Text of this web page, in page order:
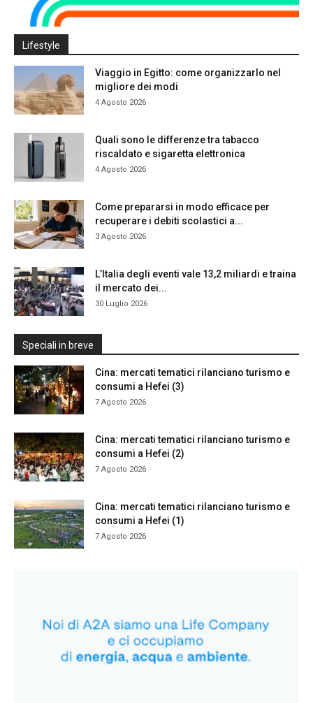
Lifestyle
Viaggio in Egitto: come organizzarlo nel
migliore dei modi
4 Agosto 2026
Quali sono le differenze tra tabacco
riscaldato e sigaretta elettronica
4 Agosto 2026
Come prepararsi in modo efficace per
recuperare i debiti scolastici a...
3 Agosto 2026
L’Italia degli eventi vale 13,2 miliardi e traina
il mercato dei...
30 Luglio 2026
Speciali in breve
Cina: mercati tematici rilanciano turismo e
consumi a Hefei (3)
7 Agosto 2026
Cina: mercati tematici rilanciano turismo e
consumi a Hefei (2)
7 Agosto 2026
Cina: mercati tematici rilanciano turismo e
consumi a Hefei (1)
7 Agosto 2026